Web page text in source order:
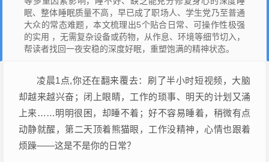
眠、整体睡眠质量不高，早已成了职场人、学生党乃至普通
大众的常态难题，本文梳理出5个贴合日常、可操作性极强
的实用 ，无需复杂设备或药物，从作息、环境等细节切入，
帮读者找回一夜安稳的深度好眠，重塑饱满的精神状态。
凌晨1点,你还在翻来覆去：刷了半小时短视频，大脑
却越来越兴奋；闭上眼睛，工作的琐事、明天的计划又涌
上来……明明很困，却睡不着；好不容易睡着，稍微有点
动静就醒，第二天顶着熊猫眼，工作没精神，心情也跟着
烦躁——这是不是你的日常？